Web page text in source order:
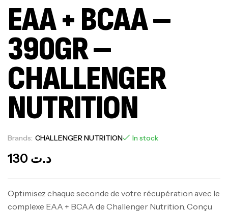
EAA + BCAA –
390GR –
CHALLENGER
NUTRITION
Brands: CHALLENGER NUTRITION In stock
د.ت
Optimisez chaque seconde de votre récupération avec le
complexe EAA + BCAA de Challenger Nutrition. Conçu